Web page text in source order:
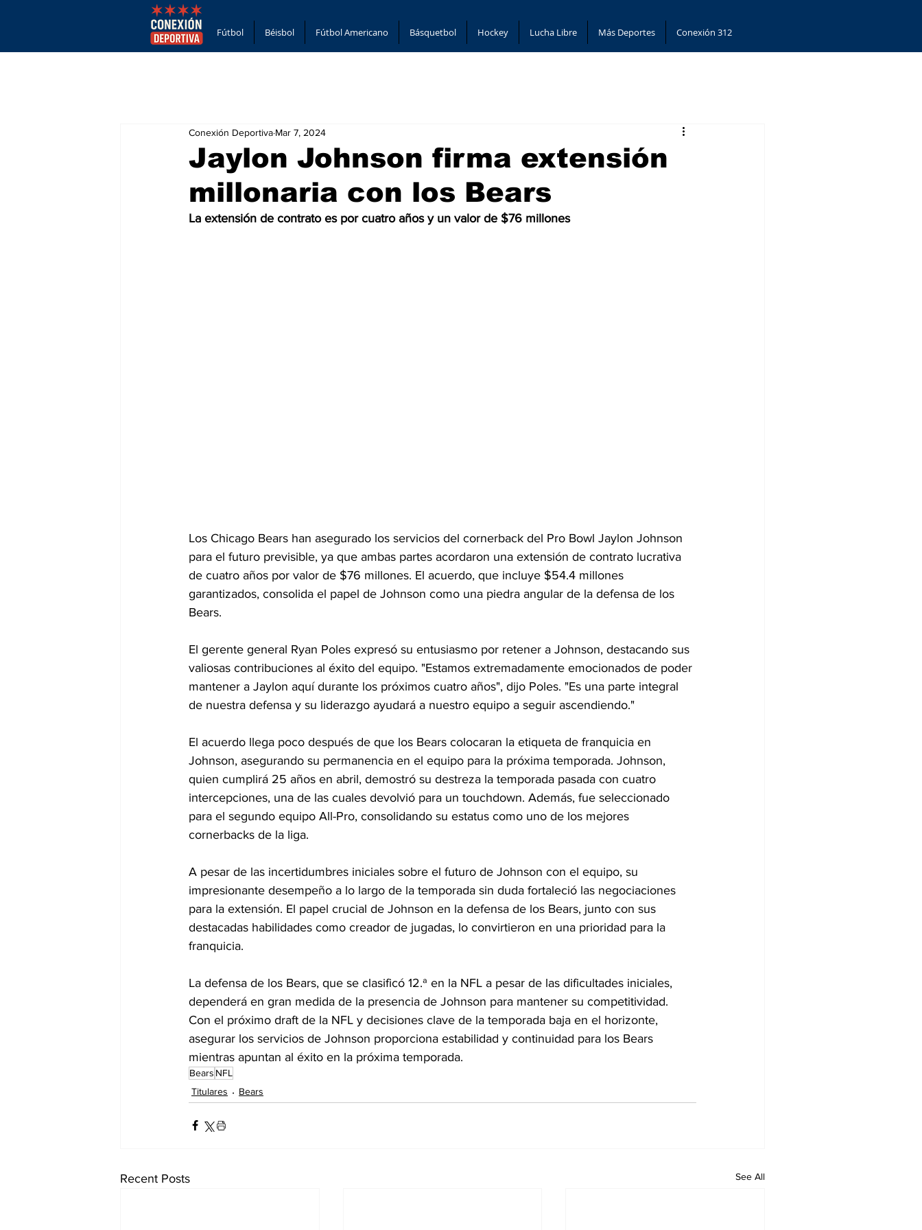
Fútbol Béisbol Fútbol Americano Básquetbol Hockey Lucha Libre Más Deportes Conexión 312
Jaylon Johnson firma extensión
millonaria con los Bears
Conexión Deportiva Mar 7, 2024
La extensión de contrato es por cuatro años y un valor de $76 millones
Los Chicago Bears han asegurado los servicios del cornerback del Pro Bowl Jaylon Johnson
para el futuro previsible, ya que ambas partes acordaron una extensión de contrato lucrativa
de cuatro años por valor de $76 millones. El acuerdo, que incluye $54.4 millones
garantizados, consolida el papel de Johnson como una piedra angular de la defensa de los
Bears.
El gerente general Ryan Poles expresó su entusiasmo por retener a Johnson, destacando sus
valiosas contribuciones al éxito del equipo. "Estamos extremadamente emocionados de poder
mantener a Jaylon aquí durante los próximos cuatro años", dijo Poles. "Es una parte integral
de nuestra defensa y su liderazgo ayudará a nuestro equipo a seguir ascendiendo."
El acuerdo llega poco después de que los Bears colocaran la etiqueta de franquicia en
Johnson, asegurando su permanencia en el equipo para la próxima temporada. Johnson,
quien cumplirá 25 años en abril, demostró su destreza la temporada pasada con cuatro
intercepciones, una de las cuales devolvió para un touchdown. Además, fue seleccionado
para el segundo equipo All-Pro, consolidando su estatus como uno de los mejores
cornerbacks de la liga.
A pesar de las incertidumbres iniciales sobre el futuro de Johnson con el equipo, su
impresionante desempeño a lo largo de la temporada sin duda fortaleció las negociaciones
para la extensión. El papel crucial de Johnson en la defensa de los Bears, junto con sus
destacadas habilidades como creador de jugadas, lo convirtieron en una prioridad para la
franquicia.
La defensa de los Bears, que se clasificó 12.ª en la NFL a pesar de las dificultades iniciales,
dependerá en gran medida de la presencia de Johnson para mantener su competitividad.
Con el próximo draft de la NFL y decisiones clave de la temporada baja en el horizonte,
asegurar los servicios de Johnson proporciona estabilidad y continuidad para los Bears
mientras apuntan al éxito en la próxima temporada.
Bears NFL
Titulares
Bears
Recent Posts See All